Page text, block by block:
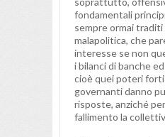
fondamentali
sempre ormai traditi
malapolitica, che
interesse se non
i bilanci di banche
cioè quei poteri
governanti danno
risposte, anziché
fallimento la